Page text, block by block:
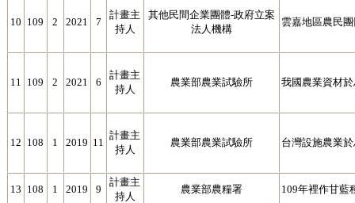
10 109 2 2021 7
計畫主
持人
其他民間企業團體-政府立案
法人機構
雲嘉地區農民
11 109 2 2021 6
計畫主
持人
農業部農業試驗所 我國農業資材
12 108 1 2019 11
計畫主
持人
農業部農業試驗所 台灣設施農業
13 108 1 2019 9
計畫主
持人
農業部農糧署 109年裡作甘藍